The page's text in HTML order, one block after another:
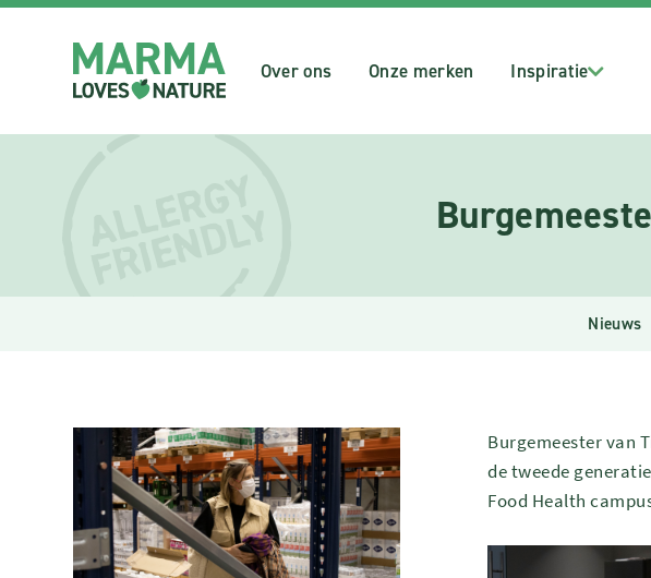
Over ons Onze merken Inspiratie
Nieuws
Burgemeester van
de tweede
Food Health